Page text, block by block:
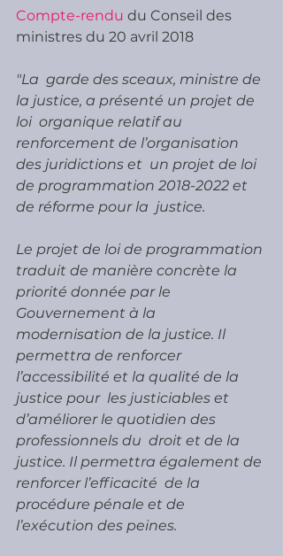
Compte-rendu du Conseil des
ministres du 20 avril 2018
"La  garde des sceaux, ministre de
la justice, a présenté un projet de
loi  organique relatif au
renforcement de l’organisation
des juridictions et  un projet de loi
de programmation 2018-2022 et
de réforme pour la  justice.
Le projet de loi de programmation
traduit de manière concrète la
priorité donnée par le
Gouvernement à la
modernisation de la justice. Il
permettra de renforcer
l’accessibilité et la qualité de la
justice pour  les justiciables et
d’améliorer le quotidien des
professionnels du  droit et de la
justice. Il permettra également de
renforcer l’efficacité  de la
procédure pénale et de
l’exécution des peines.